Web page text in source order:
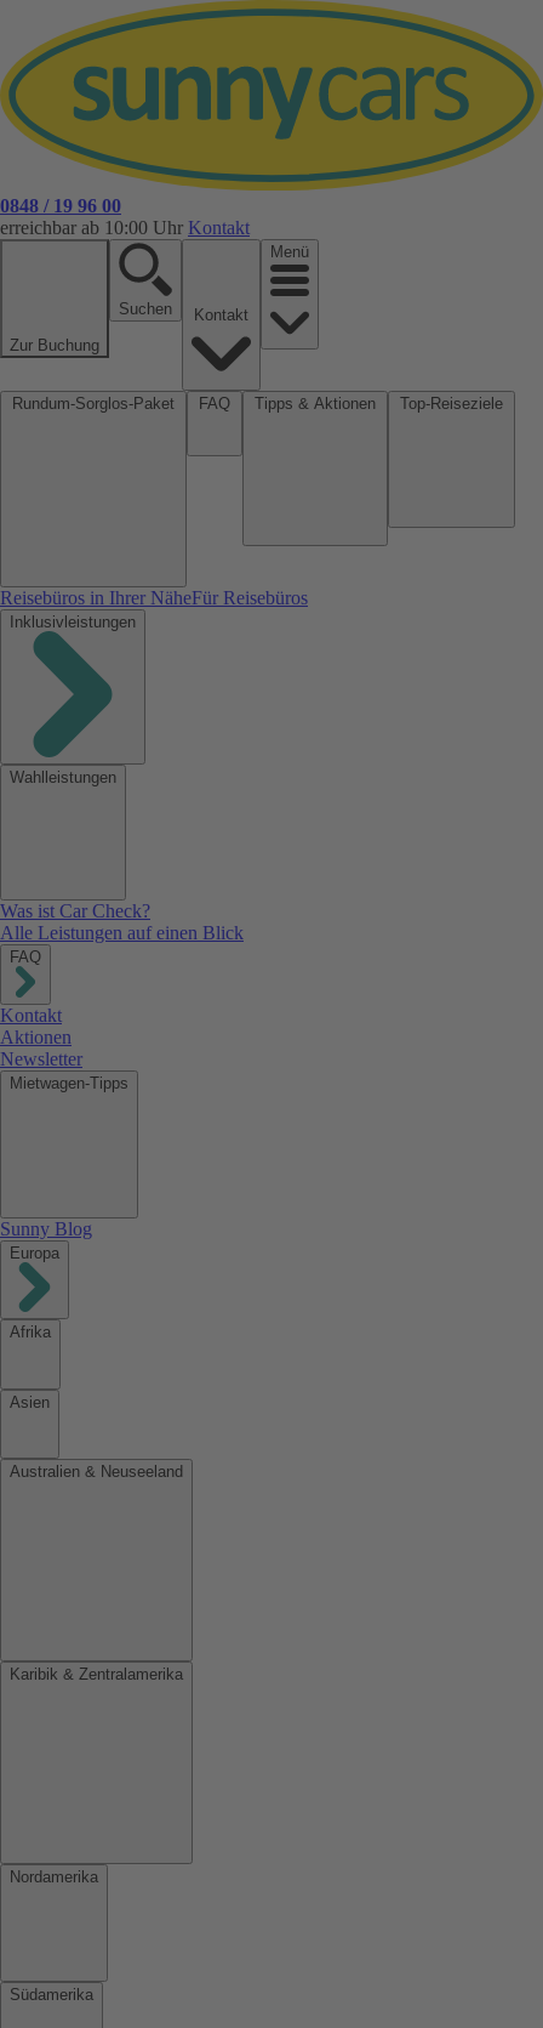
0848 / 19 96 00
erreichbar ab 10:00 Uhr Kontakt
Zur Buchung
Suchen
Menü
Reisebüros in Ihrer NäheFür Reisebüros
Inklusivleistungen
Wahlleistungen
Was ist Car Check?
Alle Leistungen auf einen Blick
FAQ
Kontakt
Aktionen
Newsletter
Mietwagen-Tipps
Sunny Blog
Europa
Afrika
Asien
Australien & Neuseeland
Karibik & Zentralamerika
Nordamerika
Südamerika